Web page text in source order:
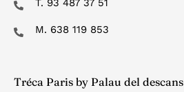
T. 93 487 37 51
M. 638 119 853
Tréca Paris by Palau del descans